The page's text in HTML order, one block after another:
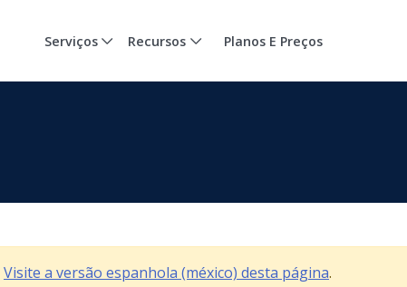
Serviços Recursos Planos E Preços
Visite a versão espanhola (méxico) desta página.